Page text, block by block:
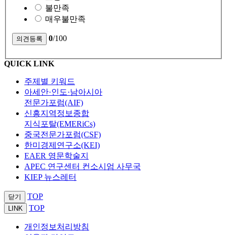
불만족
매우불만족
0/100
QUICK LINK
주제별 키워드
아세안·인도·남아시아
전문가포럼(AIF)
신흥지역정보종합
지식포탈(EMERiCs)
중국전문가포럼(CSF)
한미경제연구소(KEI)
EAER 영문학술지
APEC 연구센터 컨소시엄 사무국
KIEP 뉴스레터
닫기 TOP
LINK TOP
개인정보처리방침